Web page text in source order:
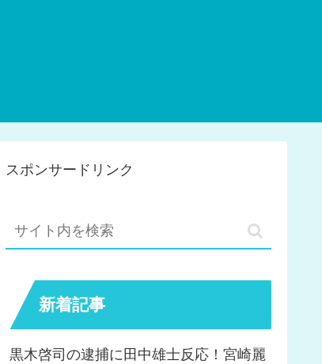
スポンサードリンク
新着記事
黒木啓司の逮捕に田中雄士反応！宮崎麗